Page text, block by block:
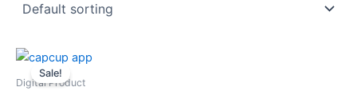
Sale!
Digital Product
Original
price
was: